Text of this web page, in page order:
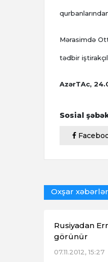
Mərasimdə
tədbir
AzərTAc,
Sosial
Oxşar xəbərlər
Rusiyadan
görünür
07.11.2012, 15:27